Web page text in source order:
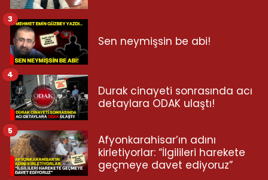
Sen neymişsin be abi!
3
Durak cinayeti sonrasında acı
detaylara ODAK ulaştı!
4
Afyonkarahisar’ın adını
kirletiyorlar: “İlgilileri harekete
geçmeye davet ediyoruz”
5